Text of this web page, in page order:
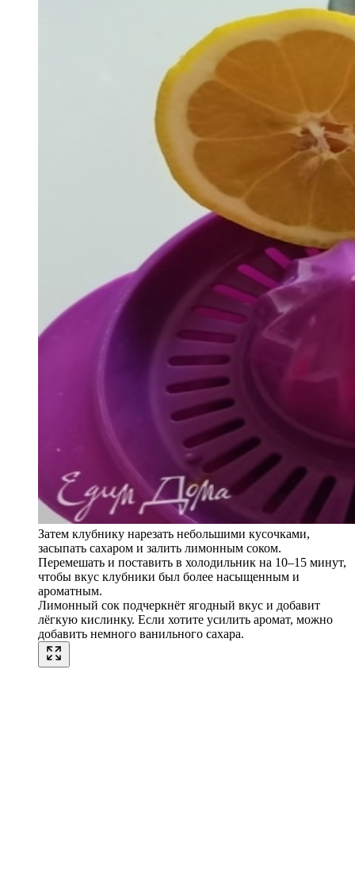
Затем клубнику нарезать небольшими кусочками,
засыпать сахаром и залить лимонным соком.
Перемешать и поставить в холодильник на 10–15 минут,
чтобы вкус клубники был более насыщенным и
ароматным.
Лимонный сок подчеркнёт ягодный вкус и добавит
лёгкую кислинку. Если хотите усилить аромат, можно
добавить немного ванильного сахара.